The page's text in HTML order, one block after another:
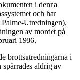
i denna
och har
Utredningen),
av mordet på
1986.
brottsutredningarna i
spärrades aldrig av